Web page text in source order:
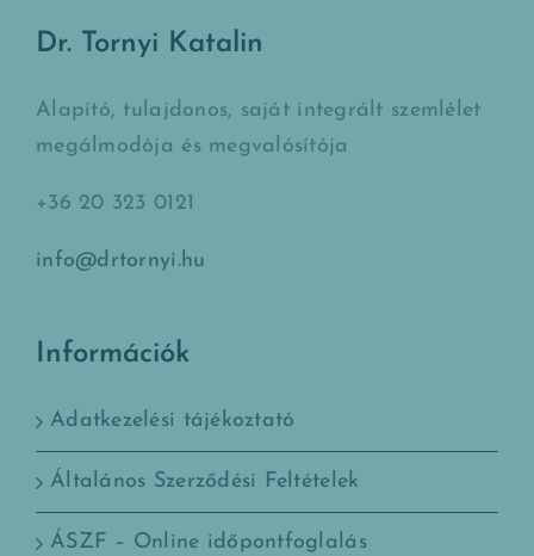
Dr. Tornyi Katalin
Alapító, tulajdonos, saját integrált szemlélet
megálmodója és megvalósítója
+36 20 323 0121
info@drtornyi.hu
Információk
Adatkezelési tájékoztató
Általános Szerződési Feltételek
ÁSZF – Online időpontfoglalás